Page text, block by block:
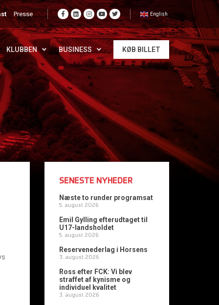
Presse English
KLUBBEN BUSINESS KØB BILLET
SENESTE NYHEDER
Næste to runder programsat
5. august 2026
Emil Gylling efterudtaget til
U17-landsholdet
5. august 2026
Reservenederlag i Horsens
3. august 2026
Ross efter FCK: Vi blev
straffet af kynisme og
individuel kvalitet
3. august 2026